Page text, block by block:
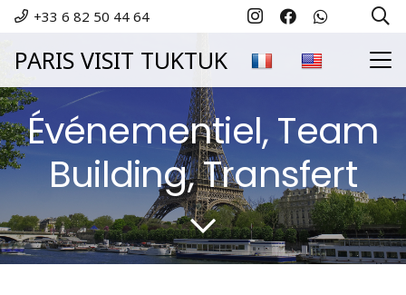
+33 6 82 50 44 64
PARIS VISIT TUKTUK
Événementiel, Team
Building, Transfert